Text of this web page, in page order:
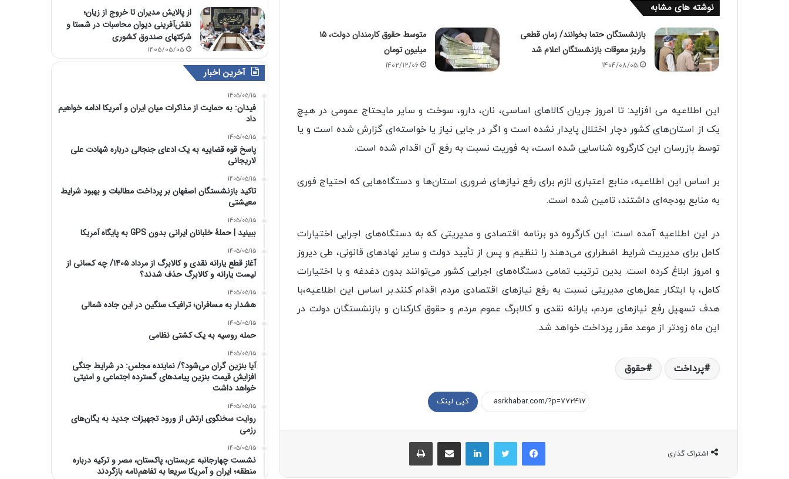
نوشته های مشابه
بازنشستگان حتما بخوانند/ زمان قطعی
واریز معوقات بازنشستگان اعلام شد
1404/08/05
متوسط حقوق کارمندان دولت، ۱۵
میلیون تومان
1402/12/06
این اطلاعیه می افزاید: تا امروز جریان کالاهای اساسی، نان، دارو، سوخت و سایر مایحتاج عمومی در هیچ
یک از استان‌های کشور دچار اختلال پایدار نشده است و اگر در جایی نیاز یا خواسته‌ای گزارش شده است و یا
توسط بازرسان این کارگروه شناسایی شده است، به فوریت نسبت به رفع آن اقدام شده است.
بر اساس این اطلاعیه، منابع اعتباری لازم برای رفع نیازهای ضروری استان‌ها و دستگاه‌هایی که احتیاج فوری
به منابع بودجه‌ای داشتند، تامین شده است.
در این اطلاعیه آمده است: این کارگروه دو برنامه اقتصادی و مدیریتی که به دستگاه‌های اجرایی اختیارات
کامل برای مدیریت شرایط اضطراری می‌دهند را تنظیم و پس از تأیید دولت و سایر نهادهای قانونی، طی دیروز
و امروز ابلاغ کرده است. بدین ترتیب تمامی دستگاه‌های اجرایی کشور می‌توانند بدون دغدغه و با اختیارات
کامل، با ابتکار عمل‌های مدیریتی نسبت به رفع نیازهای اقتصادی مردم اقدام کنند.بر اساس این اطلاعیه،با
هدف تسهیل رفع نیازهای مردم، یارانه نقدی و کالابرگ عموم مردم و حقوق کارکنان و بازنشستگان دولت در
این ماه زودتر از موعد مقرر پرداخت خواهد شد.
پرداخت حقوق
کپی لینک
اشتراک گذاری
فیسبوک لینکداین
از پالایش مدیران تا خروج از زیان؛
نقش‌آفرینی دیوان محاسبات در شستا و
شرکتهای صندوق کشوری
1405/05/05
آخرین اخبار
1405/05/15
فیدان: به حمایت از مذاکرات میان ایران و آمریکا ادامه خواهیم
داد
1405/05/15
پاسخ قوه قضاییه به یک ادعای جنجالی درباره شهادت علی
لاریجانی
1405/05/15
تاکید بازنشستگان اصفهان بر پرداخت مطالبات و بهبود شرایط
معیشتی
1405/05/15
ببینید | حملۀ خلبانان ایرانی بدون GPS به پایگاه آمریکا
1405/05/15
آغاز قطع یارانه نقدی و کالابرگ از مرداد ۱۴۰۵/ چه کسانی از
لیست یارانه و کالابرگ حذف شدند؟
1405/05/15
هشدار به مسافران؛ ترافیک سنگین در این جاده شمالی
1405/05/15
حمله روسیه به یک کشتی نظامی
1405/05/15
آیا بنزین گران می‌شود؟/ نماینده مجلس: در شرایط جنگی
افزایش قیمت بنزین پیامدهای گسترده اجتماعی و امنیتی
خواهد داشت
1405/05/15
روایت سخنگوی ارتش از ورود تجهیزات جدید به یگان‌های
رزمی
1405/05/15
نشست چهارجانبه عربستان، پاکستان، مصر و ترکیه درباره
منطقه؛ ایران و آمریکا سریعا به تفاهم‌نامه بازگردند